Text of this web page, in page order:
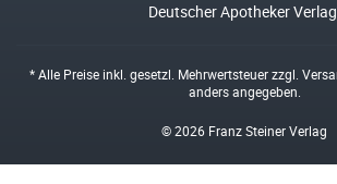
Deutscher Apotheker
* Alle Preise inkl. gesetzl. Mehrwertsteuer zzgl.
anders angegeben.
© 2026 Franz Steiner Verlag